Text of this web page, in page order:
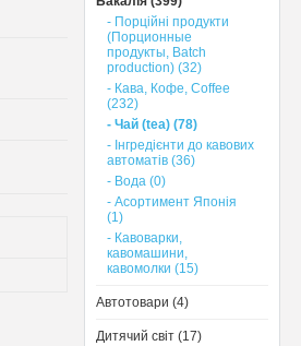
- Порційні продукти
(Порционные
продукты, Batch
production) (32)
- Кава, Кофе, Сoffee
(232)
- Чай (tea) (78)
- Інгредієнти до кавових
автоматів (36)
- Вода (0)
- Асортимент Японія
(1)
- Кавоварки,
кавомашини,
кавомолки (15)
Автотовари (4)
Дитячий світ (17)